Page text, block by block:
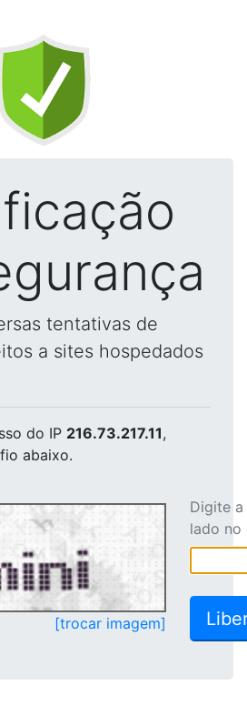
tentativas de
a sites hospedados
do IP 216.73.217.11,
abaixo.
[trocar imagem]
Digite
lado no